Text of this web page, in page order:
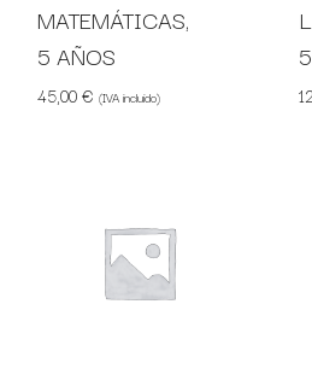
MATEMÁTICAS,
5 AÑOS
45,00€ (IVA incluido)